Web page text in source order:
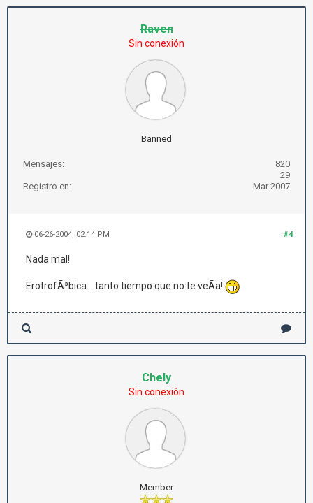
Raven
Sin conexión
Banned
Mensajes:
820
29
Registro en:
Mar 2007
#4
06-26-2004, 02:14 PM
Nada mal!
ErotrofÃ³bica... tanto tiempo que no te veÃ­a!
Chely
Sin conexión
Member